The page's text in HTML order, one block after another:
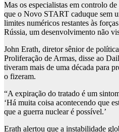
Mas os especialistas em controlo
que o Novo START caduque sem
limites numéricos restantes às
Rússia, um desenvolvimento não
John Erath, diretor sênior de
Proliferação de Armas, disse ao
tiveram mais de uma década para
o fizeram.
“A expiração do tratado é um
‘Há muita coisa acontecendo que
que a guerra nuclear é possível.’
Erath alertou que a instabilidade